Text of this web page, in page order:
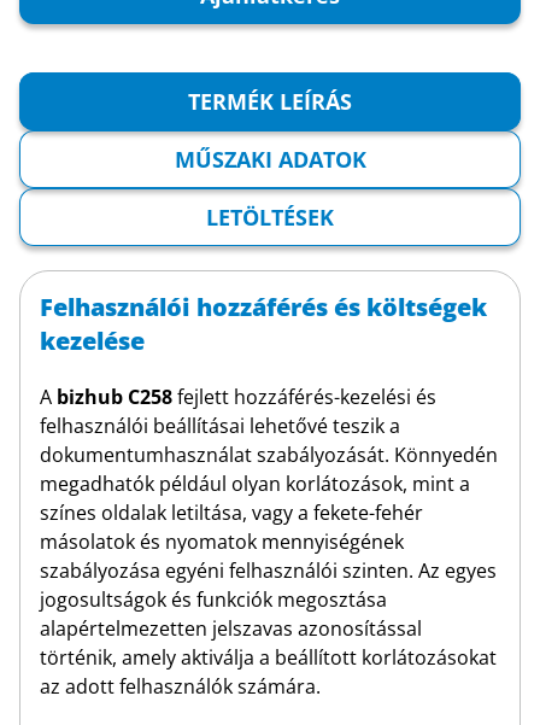
TERMÉK LEÍRÁS
MŰSZAKI ADATOK
LETÖLTÉSEK
Felhasználói hozzáférés és költségek
kezelése
A bizhub C258fejlett hozzáférés-kezelési és
felhasználói beállításai lehetővé teszik a
dokumentumhasználat szabályozását. Könnyedén
megadhatók például olyan korlátozások, mint a
színes oldalak letiltása, vagy a fekete-fehér
másolatok és nyomatok mennyiségének
szabályozása egyéni felhasználói szinten. Az egyes
jogosultságok és funkciók megosztása
alapértelmezetten jelszavas azonosítással
történik, amely aktiválja a beállított korlátozásokat
az adott felhasználók számára.